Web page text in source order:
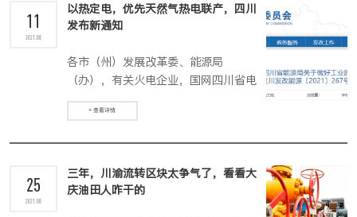
11
2021.08
以热定电，优先天然气热电联产，四川
发布新通知
各市（州）发展改革委、能源局
（办），有关火电企业，国网四川省电
力公司、省水电投资集团，西南电力设
计院：为扎实推进生态文明建设和环境
（发改能源〔2016〕617号）文件精
神，结合四川实际，按照“统一规划、以
+ 查看详情
25
2021.08
三年，川渝流转区块太争气了，看看大
庆油田人咋干的